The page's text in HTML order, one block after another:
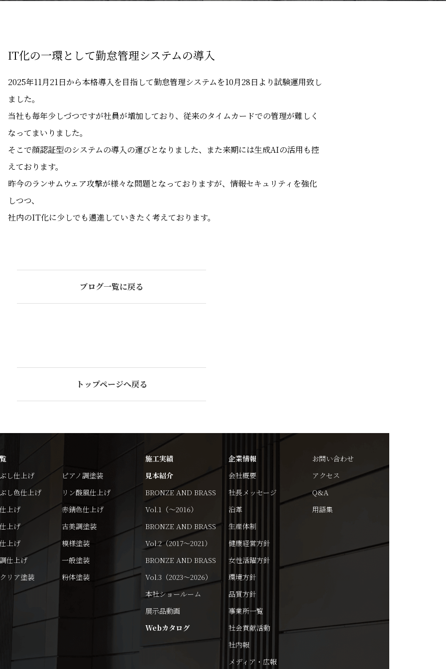
IT化の一環として勤怠管理システムの導入
2025年11月21日から本格導入を目指して勤怠管理システムを10月28日より試験運用致し
ました。
当社も毎年少しづつですが社員が増加しており、従来のタイムカードでの管理が難しく
なってまいりました。
そこで顔認証型のシステムの導入の運びとなりました、また来期には生成AIの活用も控
えております。
昨今のランサムウェア攻撃が様々な問題となっておりますが、情報セキュリティを強化
しつつ、
社内のIT化に少しでも邁進していきたく考えております。
ブログ一覧に戻る
トップページへ戻る
し仕上げ
し色仕上げ
上げ
上げ
上げ
仕上げ
リア塗装
ピアノ調塗装
リン酸風仕上げ
赤錆色仕上げ
古美調塗装
模様塗装
一般塗装
粉体塗装
施工実績
見本紹介
BRONZE AND BRASS
Vol.1（～2016）
BRONZE AND BRASS
Vol.2（2017～2021）
BRONZE AND BRASS
Vol.3（2023～2026）
本社ショールーム
展示品動画
Webカタログ
企業情報
会社概要
社長メッセージ
沿革
生産体制
健康経営方針
女性活躍方針
環境方針
品質方針
事業所一覧
社会貢献活動
社内報
メディア・広報
お問い合わせ
アクセス
Q&A
用語集